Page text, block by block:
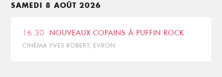
SAMEDI 8 AOÛT 2026
16:30 NOUVEAUX COPAINS À PUFFIN ROCK
CINÉMA YVES ROBERT, EVRON